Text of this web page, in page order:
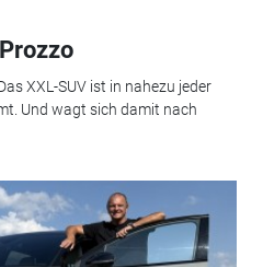
XXL-SUV ist in nahezu jeder
Und wagt sich damit nach